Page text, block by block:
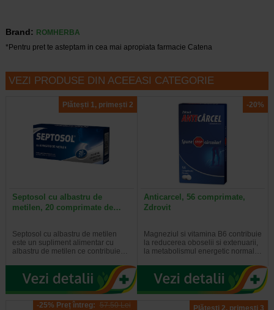
Brand:
ROMHERBA
*Pentru pret te asteptam in cea mai apropiata farmacie Catena
VEZI PRODUSE DIN ACEEASI CATEGORIE
Plătești 1, primești 2
Septosol cu albastru de
metilen, 20 comprimate de…
Septosol cu albastru de metilen
este un supliment alimentar cu
albastru de metilen ce contribuie…
-20%
Anticarcel, 56 comprimate,
Zdrovit
Magneziul si vitamina B6 contribuie
la reducerea oboselii si extenuarii,
la metabolismul energetic normal…
-25% Preț întreg: 57.50 Lei
Plătești 2, primești 3